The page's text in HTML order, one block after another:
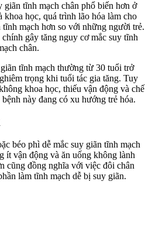
giãn tĩnh mạch chân phổ biến hơn ở
khoa học, quá trình lão hóa làm cho
mạch hơn so với những người trẻ.
gây tăng nguy cơ mắc suy tĩnh
chân.
tĩnh mạch thường từ 30 tuổi trở
trọng khi tuổi tác gia tăng. Tuy
khoa học, thiếu vận động và chế
này đang có xu hướng trẻ hóa.
béo phì dễ mắc suy giãn tĩnh mạch
ít vận động và ăn uống không lành
cũng đồng nghĩa với việc đôi chân
làm tĩnh mạch dễ bị suy giãn.